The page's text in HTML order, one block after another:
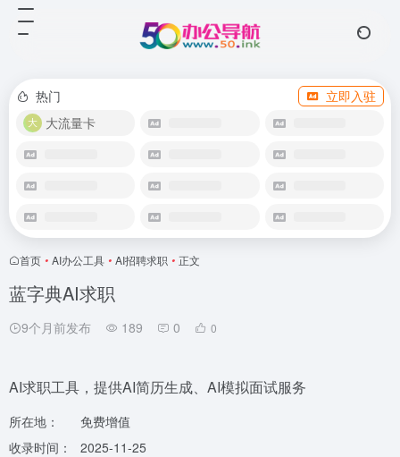
热门
立即入驻
大流量卡
首页 • AI办公工具 • AI招聘求职 • 正文
蓝字典AI求职
9个月前发布 189 0 0
AI求职工具，提供AI简历生成、AI模拟面试服务
所在地：
免费增值
收录时间：
2025-11-25